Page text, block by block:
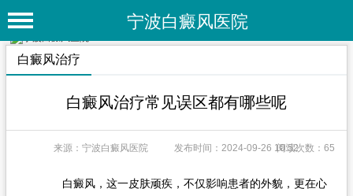
宁波白癜风医院
首 页
专家团队
特色疗法
白癜风治疗
白癜风治疗常见误区都有哪些呢
来源：宁波白癜风医院 发布时间：2024-09-26 10:52阅读次数：65
白癜风，这一皮肤顽疾，不仅影响患者的外貌，更在心